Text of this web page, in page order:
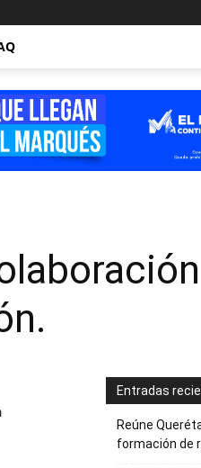
Entradas
Reúne
formación de